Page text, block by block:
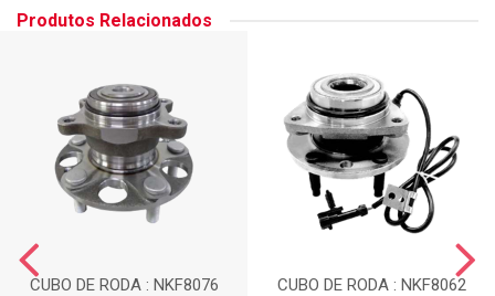
Produtos Relacionados
CUBO DE RODA : NKF8076 CUBO DE RODA : NKF8062